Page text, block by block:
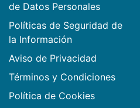
de Datos Personales
Políticas de Seguridad de
la Información
Aviso de Privacidad
Términos y Condiciones
Política de Cookies